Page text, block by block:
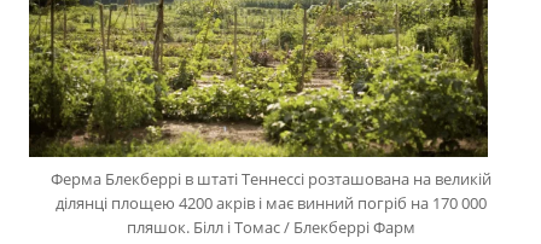
Ферма Блекберрі в штаті Теннессі розташована на великій
ділянці площею 4200 акрів і має винний погріб на 170 000
пляшок. Білл і Томас / Блекберрі Фарм